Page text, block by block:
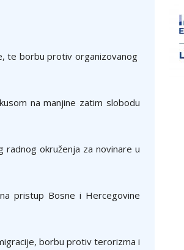
te borbu protiv organizovanog
na manjine zatim slobodu
radnog okruženja za novinare u
pristup Bosne i Hercegovine
borbu protiv terorizma i